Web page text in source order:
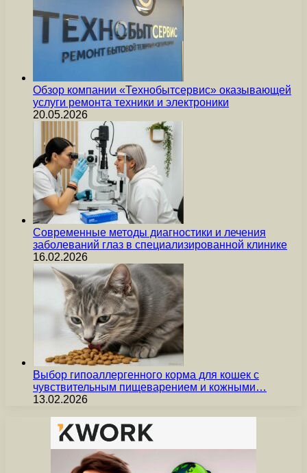
Обзор компании «Технобытсервис» оказывающей
услуги ремонта техники и электроники
20.05.2026
Современные методы диагностики и лечения
заболеваний глаз в специализированной клинике
16.02.2026
Выбор гипоаллергенного корма для кошек с
чувствительным пищеварением и кожными…
13.02.2026